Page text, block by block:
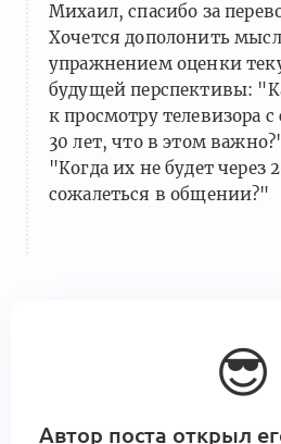
Михаил, спасибо за
Хочется дополонить
упражнением оценки
будущей перспективы:
к просмотру телевизора
30 лет, что в этом
"Когда их не будет через
сожалеться в общении?"
😎
Автор поста открыл